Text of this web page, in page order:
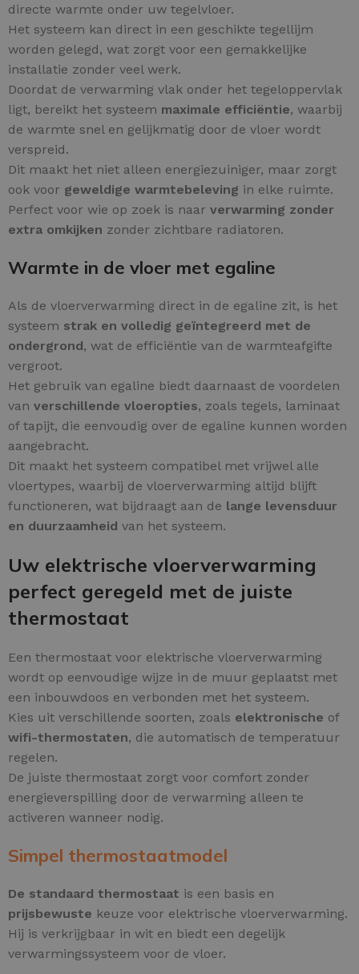
directe warmte onder uw tegelvloer.
Het systeem kan direct in een geschikte tegellijm
worden gelegd, wat zorgt voor een gemakkelijke
installatie zonder veel werk.
Doordat de verwarming vlak onder het tegeloppervlak
ligt, bereikt het systeem maximale efficiëntie, waarbij
de warmte snel en gelijkmatig door de vloer wordt
verspreid.
Dit maakt het niet alleen energiezuiniger, maar zorgt
ook voor geweldige warmtebeleving in elke ruimte.
Perfect voor wie op zoek is naar verwarming zonder
extra omkijken zonder zichtbare radiatoren.
Warmte in de vloer met egaline
Als de vloerverwarming direct in de egaline zit, is het
systeem strak en volledig geïntegreerd met de
ondergrond, wat de efficiëntie van de warmteafgifte
vergroot.
Het gebruik van egaline biedt daarnaast de voordelen
van verschillende vloeropties, zoals tegels, laminaat
of tapijt, die eenvoudig over de egaline kunnen worden
aangebracht.
Dit maakt het systeem compatibel met vrijwel alle
vloertypes, waarbij de vloerverwarming altijd blijft
functioneren, wat bijdraagt aan de lange levensduur
en duurzaamheid van het systeem.
Uw elektrische vloerverwarming
perfect geregeld met de juiste
thermostaat
Een thermostaat voor elektrische vloerverwarming
wordt op eenvoudige wijze in de muur geplaatst met
een inbouwdoos en verbonden met het systeem.
Kies uit verschillende soorten, zoals elektronische of
wifi-thermostaten, die automatisch de temperatuur
regelen.
De juiste thermostaat zorgt voor comfort zonder
energieverspilling door de verwarming alleen te
activeren wanneer nodig.
Simpel thermostaatmodel
De standaard thermostaat is een basis en
prijsbewuste keuze voor elektrische vloerverwarming.
Hij is verkrijgbaar in wit en biedt een degelijk
verwarmingssysteem voor de vloer.